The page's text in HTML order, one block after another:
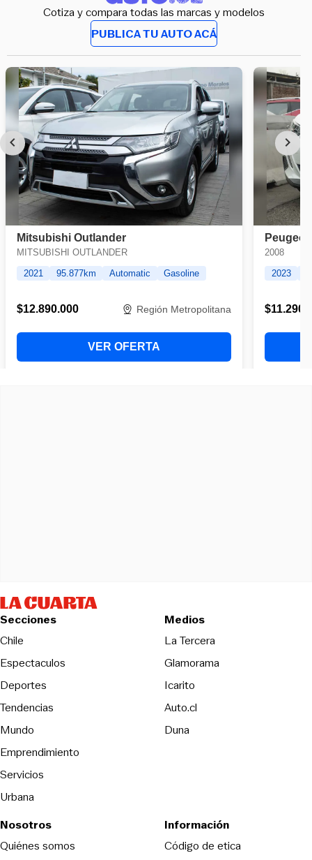
Cotiza y compara todas las marcas y modelos
PUBLICA TU AUTO ACÁ
Secciones
Chile
Espectaculos
Deportes
Tendencias
Mundo
Emprendimiento
Servicios
Urbana
Medios
La TerceraOpens in new
Glamorama
Icarito
Auto.cl
DunaOpens in new window
Nosotros
Quiénes somos
Información
Código de eticaOpens in new